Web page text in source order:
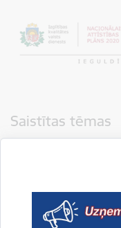
Saistītas tēmas
Drukāt lapu